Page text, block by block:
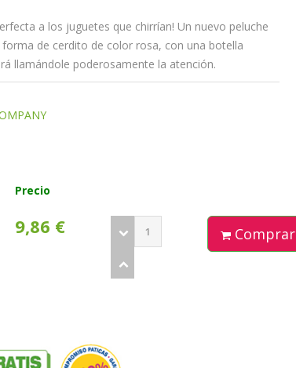
a los juguetes que chirrían! Un nuevo peluche
de cerdito de color rosa, con una botella
llamándole poderosamente la atención.
Precio
9,86 € Comprar